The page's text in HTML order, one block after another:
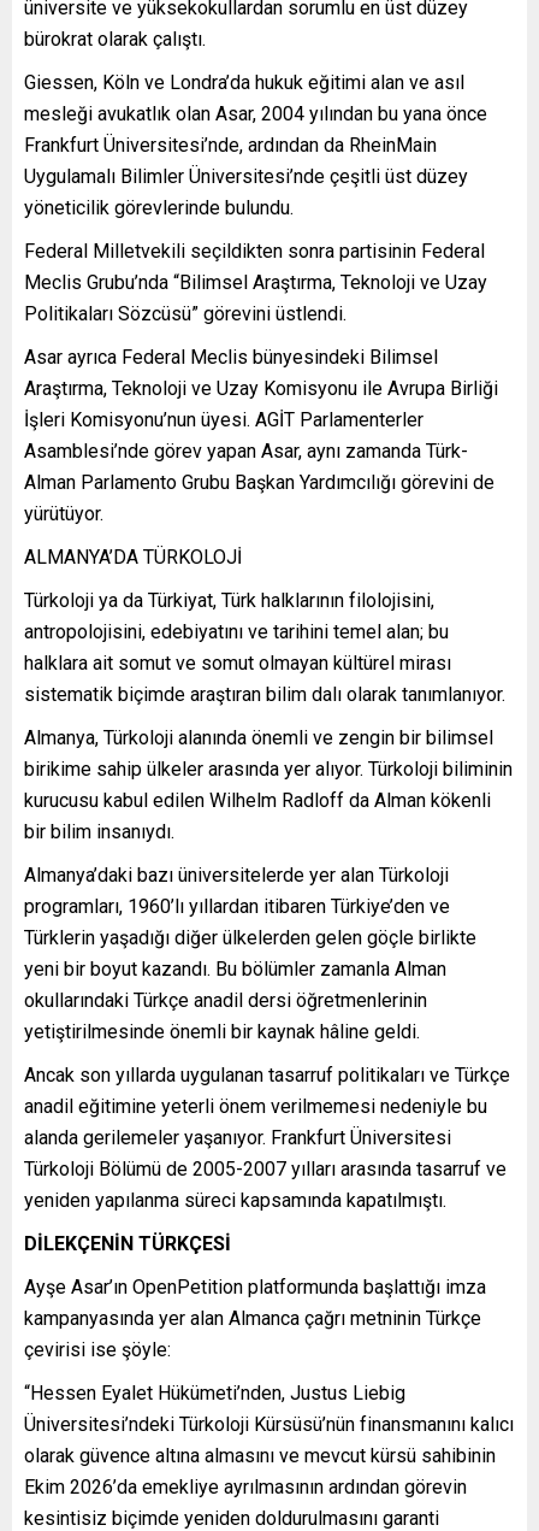
üniversite ve yüksekokullardan sorumlu en üst düzey
bürokrat olarak çalıştı.
Giessen, Köln ve Londra’da hukuk eğitimi alan ve asıl
mesleği avukatlık olan Asar, 2004 yılından bu yana önce
Frankfurt Üniversitesi’nde, ardından da RheinMain
Uygulamalı Bilimler Üniversitesi’nde çeşitli üst düzey
yöneticilik görevlerinde bulundu.
Federal Milletvekili seçildikten sonra partisinin Federal
Meclis Grubu’nda “Bilimsel Araştırma, Teknoloji ve Uzay
Politikaları Sözcüsü” görevini üstlendi.
Asar ayrıca Federal Meclis bünyesindeki Bilimsel
Araştırma, Teknoloji ve Uzay Komisyonu ile Avrupa Birliği
İşleri Komisyonu’nun üyesi. AGİT Parlamenterler
Asamblesi’nde görev yapan Asar, aynı zamanda Türk-
Alman Parlamento Grubu Başkan Yardımcılığı görevini de
yürütüyor.
ALMANYA’DA TÜRKOLOJİ
Türkoloji ya da Türkiyat, Türk halklarının filolojisini,
antropolojisini, edebiyatını ve tarihini temel alan; bu
halklara ait somut ve somut olmayan kültürel mirası
sistematik biçimde araştıran bilim dalı olarak tanımlanıyor.
Almanya, Türkoloji alanında önemli ve zengin bir bilimsel
birikime sahip ülkeler arasında yer alıyor. Türkoloji biliminin
kurucusu kabul edilen Wilhelm Radloff da Alman kökenli
bir bilim insanıydı.
Almanya’daki bazı üniversitelerde yer alan Türkoloji
programları, 1960’lı yıllardan itibaren Türkiye’den ve
Türklerin yaşadığı diğer ülkelerden gelen göçle birlikte
yeni bir boyut kazandı. Bu bölümler zamanla Alman
okullarındaki Türkçe anadil dersi öğretmenlerinin
yetiştirilmesinde önemli bir kaynak hâline geldi.
Ancak son yıllarda uygulanan tasarruf politikaları ve Türkçe
anadil eğitimine yeterli önem verilmemesi nedeniyle bu
alanda gerilemeler yaşanıyor. Frankfurt Üniversitesi
Türkoloji Bölümü de 2005-2007 yılları arasında tasarruf ve
yeniden yapılanma süreci kapsamında kapatılmıştı.
DİLEKÇENİN TÜRKÇESİ
Ayşe Asar’ın OpenPetition platformunda başlattığı imza
kampanyasında yer alan Almanca çağrı metninin Türkçe
çevirisi ise şöyle:
“Hessen Eyalet Hükümeti’nden, Justus Liebig
Üniversitesi’ndeki Türkoloji Kürsüsü’nün finansmanını kalıcı
olarak güvence altına almasını ve mevcut kürsü sahibinin
Ekim 2026’da emekliye ayrılmasının ardından görevin
kesintisiz biçimde yeniden doldurulmasını garanti